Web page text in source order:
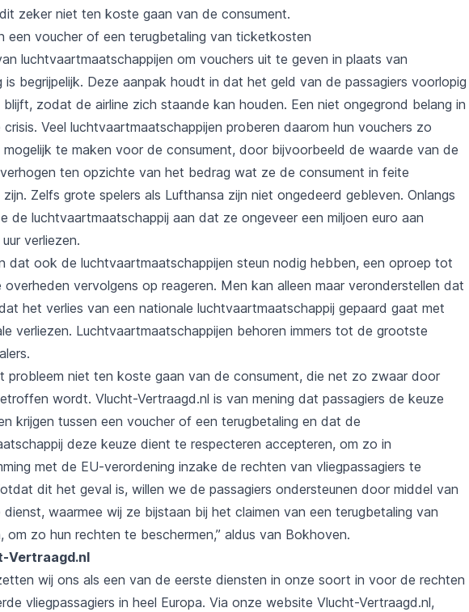
zeker niet ten koste gaan van de consument.
een voucher of een terugbetaling van ticketkosten
luchtvaartmaatschappijen om vouchers uit te geven in plaats van
is begrijpelijk. Deze aanpak houdt in dat het geld van de passagiers voorlopig
zodat de airline zich staande kan houden. Een niet ongegrond belang in
crisis. Veel luchtvaartmaatschappijen proberen daarom hun vouchers zo
mogelijk te maken voor de consument, door bijvoorbeeld de waarde van de
ten opzichte van het bedrag wat ze de consument in feite
Zelfs grote spelers als Lufthansa zijn niet ongedeerd gebleven. Onlangs
de luchtvaartmaatschappij aan dat ze ongeveer een miljoen euro aan
verliezen.
dat ook de luchtvaartmaatschappijen steun nodig hebben, een oproep tot
overheden vervolgens op reageren. Men kan alleen maar veronderstellen dat
het verlies van een nationale luchtvaartmaatschappij gepaard gaat met
verliezen. Luchtvaartmaatschappijen behoren immers tot de grootste
probleem niet ten koste gaan van de consument, die net zo zwaar door
wordt. Vlucht-Vertraagd.nl is van mening dat passagiers de keuze
krijgen tussen een voucher of een terugbetaling en dat de
deze keuze dient te respecteren accepteren, om zo in
met de EU-verordening inzake de rechten van vliegpassagiers te
dit het geval is, willen we de passagiers ondersteunen door middel van
dienst, waarmee wij ze bijstaan bij het claimen van een terugbetaling van
zo hun rechten te beschermen,” aldus van Bokhoven.
Vertraagd.nl
wij ons als een van de eerste diensten in onze soort in voor de rechten
vliegpassagiers in heel Europa. Via onze website Vlucht-Vertraagd.nl,